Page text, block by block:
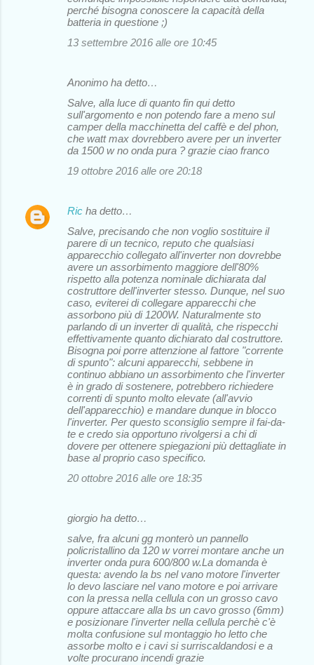
perché bisogna conoscere la capacità della
batteria in questione ;)
13 settembre 2016 alle ore 10:45
Anonimo ha detto…
Salve, alla luce di quanto fin qui detto
sull'argomento e non potendo fare a meno sul
camper della macchinetta del caffè e del phon,
che watt max dovrebbero avere per un inverter
da 1500 w no onda pura ? grazie ciao franco
19 ottobre 2016 alle ore 20:18
Ric ha detto…
Salve, precisando che non voglio sostituire il
parere di un tecnico, reputo che qualsiasi
apparecchio collegato all'inverter non dovrebbe
avere un assorbimento maggiore dell'80%
rispetto alla potenza nominale dichiarata dal
costruttore dell'inverter stesso. Dunque, nel suo
caso, eviterei di collegare apparecchi che
assorbono più di 1200W. Naturalmente sto
parlando di un inverter di qualità, che rispecchi
effettivamente quanto dichiarato dal costruttore.
Bisogna poi porre attenzione al fattore "corrente
di spunto": alcuni apparecchi, sebbene in
continuo abbiano un assorbimento che l'inverter
è in grado di sostenere, potrebbero richiedere
correnti di spunto molto elevate (all'avvio
dell'apparecchio) e mandare dunque in blocco
l'inverter. Per questo sconsiglio sempre il fai-da-
te e credo sia opportuno rivolgersi a chi di
dovere per ottenere spiegazioni più dettagliate in
base al proprio caso specifico.
20 ottobre 2016 alle ore 18:35
giorgio ha detto…
salve, fra alcuni gg monterò un pannello
policristallino da 120 w vorrei montare anche un
inverter onda pura 600/800 w.La domanda è
questa: avendo la bs nel vano motore l'inverter
lo devo lasciare nel vano motore e poi arrivare
con la pressa nella cellula con un grosso cavo
oppure attaccare alla bs un cavo grosso (6mm)
e posizionare l'inverter nella cellula perchè c'è
molta confusione sul montaggio ho letto che
assorbe molto e i cavi si surriscaldandosi e a
volte procurano incendi grazie